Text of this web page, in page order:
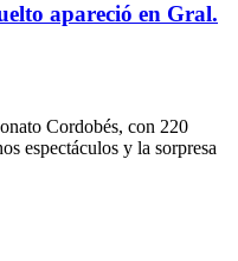
apareció en Gral.
Cordobés, con 220
espectáculos y la sorpresa